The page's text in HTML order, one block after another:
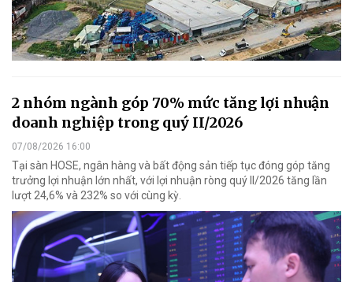
2 nhóm ngành góp 70% mức tăng lợi nhuận
doanh nghiệp trong quý II/2026
07/08/2026 16:00
Tại sàn HOSE, ngân hàng và bất động sản tiếp tục đóng góp tăng
trưởng lợi nhuận lớn nhất, với lợi nhuận ròng quý II/2026 tăng lần
lượt 24,6% và 232% so với cùng kỳ.